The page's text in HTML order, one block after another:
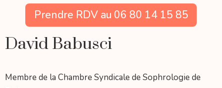
Prendre RDV au 06 80 14 15 85
David Babusci
Membre de la Chambre Syndicale de Sophrologie de